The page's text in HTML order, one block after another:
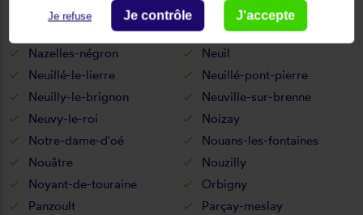
Monts
Morand
Mouzay
Nazelles-négron
Neuil
Neuillé-le-lierre
Neuillé-pont-pierre
Neuilly-le-brignon
Neuville-sur-brenne
Neuvy-le-roi
Noizay
Notre-dame-d'oé
Nouans-les-fontaines
Nouâtre
Nouzilly
Noyant-de-touraine
Orbigny
Panzoult
Parçay-meslay
Je refuse Je contrôle J'accepte